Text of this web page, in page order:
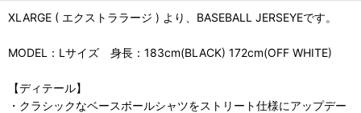
XLARGE ( エクストララージ ) より、BASEBALL JERSEYEです。
MODEL：Lサイズ 身長：183cm(BLACK) 172cm(OFF WHITE)
【ディテール】
・クラシックなベースボールシャツをストリート仕様にアップデー